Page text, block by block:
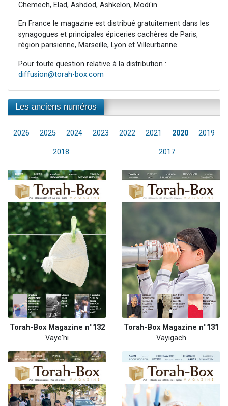
Chemech, Elad, Ashdod, Ashkelon, Modi'in.
En France le magazine est distribué gratuitement dans les
synagogues et principales épiceries cachères de Paris,
région parisienne, Marseille, Lyon et Villeurbanne.
Pour toute question relative à la distribution :
diffusion@torah-box.com
Les anciens numéros
2026 2025 2024 2023 2022 2021 2020 2019
2018 2017
Torah-Box Magazine n°132
Vaye'hi
Torah-Box Magazine n°131
Vayigach